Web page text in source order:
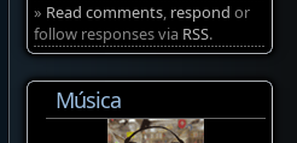
» Read comments, respond or
follow responses via RSS.
Música